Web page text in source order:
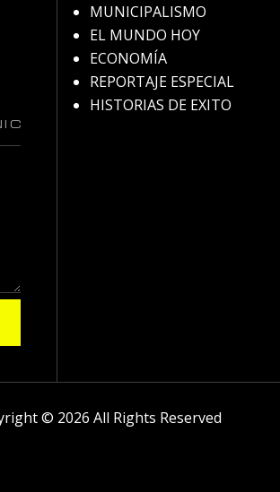
MUNICIPALISMO
EL MUNDO HOY
ECONOMÍA
REPORTAJE ESPECIAL
HISTORIAS DE EXITO
© 2026 All Rights Reserved